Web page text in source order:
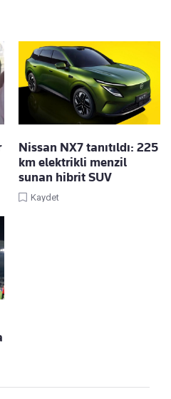
Nissan NX7 tanıtıldı: 225
km elektrikli menzil
sunan hibrit SUV
Kaydet